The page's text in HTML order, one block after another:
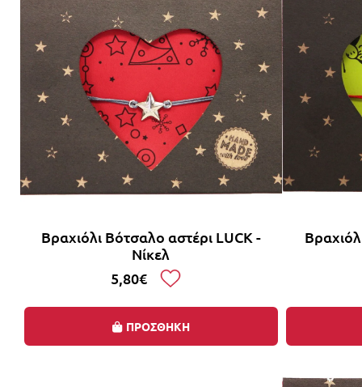
Βραχιόλι Βότσαλο αστέρι LUCK -
Νίκελ
5,80€
ΠΡΟΣΘΗΚΗ